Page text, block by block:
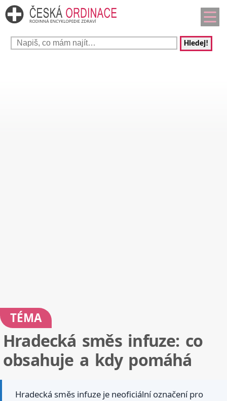
Hledej!
TÉMA
Hradecká směs infuze: co
obsahuje a kdy pomáhá
Hradecká směs infuze je neoficiální označení pro